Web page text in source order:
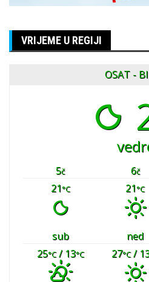
VRIJEME U REGIJI
OSAT -
5č 6č
21°C 21°C
sub ned
25°C/ 13°C 27°C/